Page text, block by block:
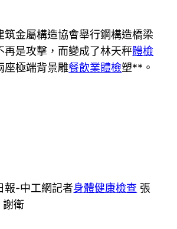
筑金屬構造協會舉行鋼構造橋梁
再是攻擊，而變成了林天秤體檢
座極端背景雕餐飲業體檢塑**。
報-中工網記者身體健康檢查 張
謝衛